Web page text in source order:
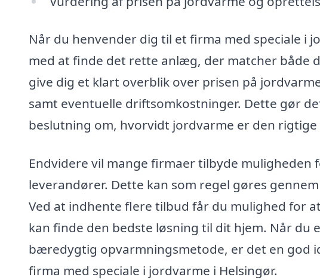
Når du henvender dig til et firma med speciale i
med at finde det rette anlæg, der matcher både
give dig et klart overblik over prisen på
samt eventuelle driftsomkostninger. Dette gør
beslutning om, hvorvidt jordvarme er den
Endvidere vil mange firmaer tilbyde
leverandører. Dette kan som regel gøres
Ved at indhente flere tilbud får du mulighed for
kan finde den bedste løsning til dit hjem. Når du
bæredygtig opvarmningsmetode, er det en god
firma med speciale i jordvarme i Helsingør.